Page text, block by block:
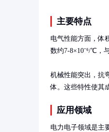
主要特点
电气性能方面，体
数约7-8×10⁻⁶/℃，
机械性能突出，抗
体。这些特性使其
应用领域
电力电子领域是主